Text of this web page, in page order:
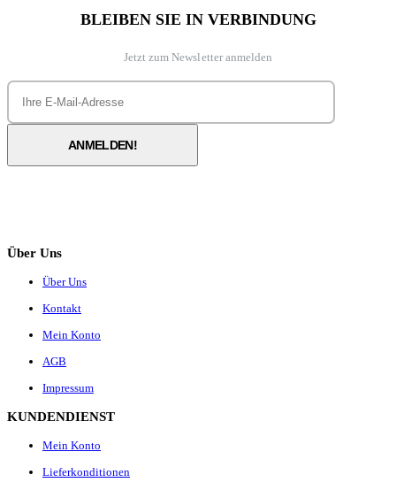
BLEIBEN SIE IN VERBINDUNG
Jetzt zum Newsletter anmelden
Über Uns
Über Uns
Kontakt
Mein Konto
AGB
Impressum
KUNDENDIENST
Mein Konto
Lieferkonditionen